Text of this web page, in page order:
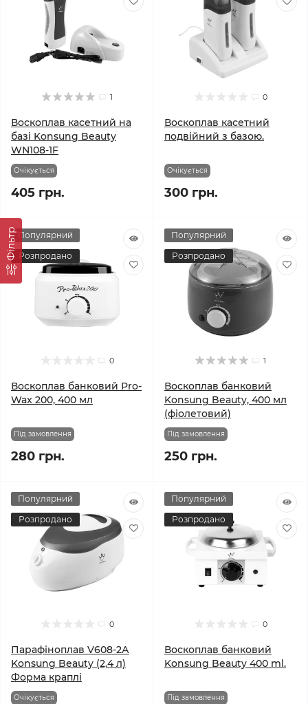
Фільтр
1
Воскоплав касетний на
базі Konsung Beauty
WN108-1F
Очікується
405 грн.
0
Воскоплав касетний
подвійний з базою.
Очікується
300 грн.
Популярний
Розпродано
0
Воскоплав банковий Pro-
Wax 200, 400 мл
Під замовлення
280 грн.
Популярний
Розпродано
1
Воскоплав банковий
Konsung Beauty, 400 мл
(фіолетовий)
Під замовлення
250 грн.
Популярний
Розпродано
0
Парафіноплав V608-2А
Konsung Beauty (2,4 л)
Форма краплі
Очікується
Популярний
Розпродано
0
Воскоплав банковий
Konsung Beauty 400 ml.
Під замовлення